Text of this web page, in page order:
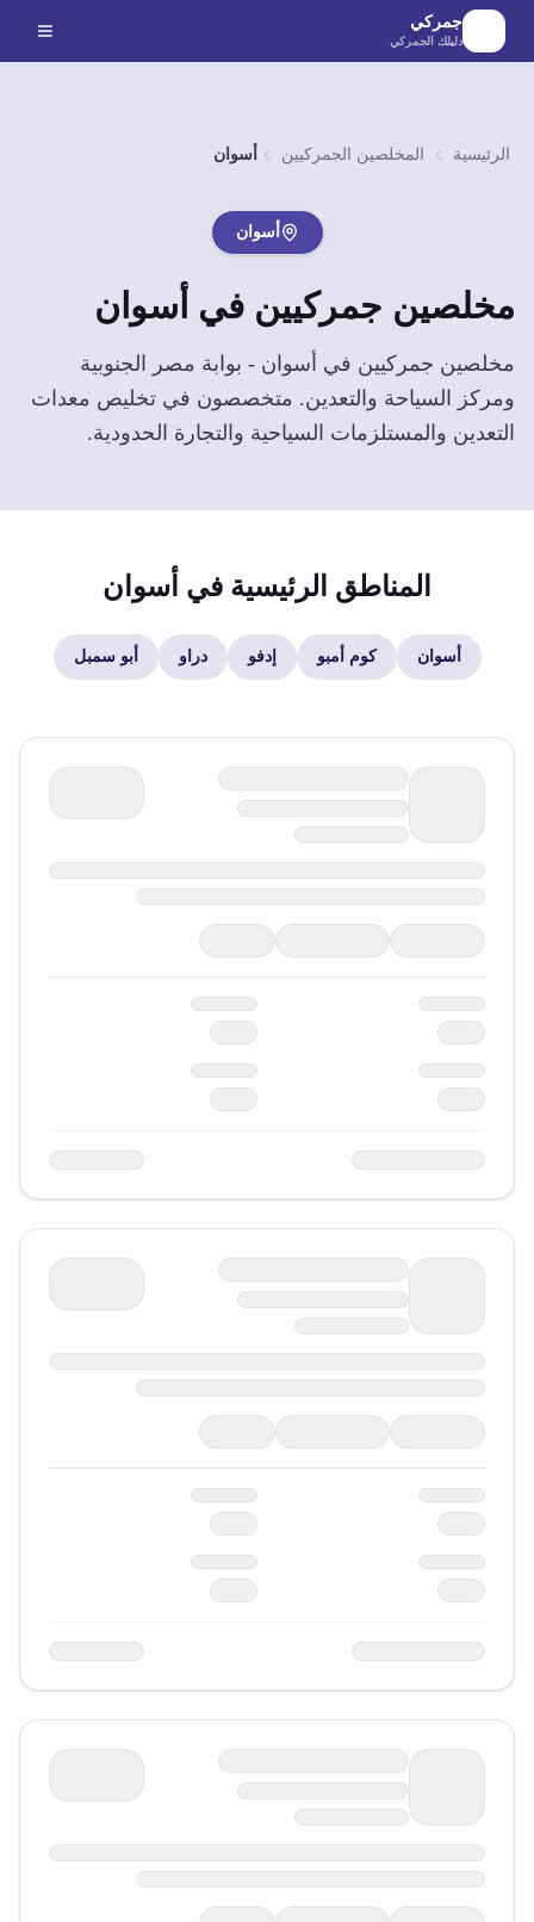
الانتقال إلى المحتوى الرئيسي
جمركي
دليلك الجمركي
الرئيسية المخلصين الجمركيين أسوان
أسوان
مخلصين جمركيين في أسوان
مخلصين جمركيين في أسوان - بوابة مصر الجنوبية
ومركز السياحة والتعدين. متخصصون في تخليص معدات
التعدين والمستلزمات السياحية والتجارة الحدودية.
المناطق الرئيسية في أسوان
أسوان كوم أمبو إدفو دراو أبو سمبل